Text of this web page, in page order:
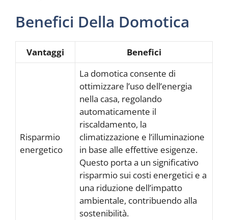
Benefici Della Domotica
Vantaggi Benefici
Risparmio
energetico
La domotica consente di
ottimizzare l’uso dell’energia
nella casa, regolando
automaticamente il
riscaldamento, la
climatizzazione e l’illuminazione
in base alle effettive esigenze.
Questo porta a un significativo
risparmio sui costi energetici e a
una riduzione dell’impatto
ambientale, contribuendo alla
sostenibilità.